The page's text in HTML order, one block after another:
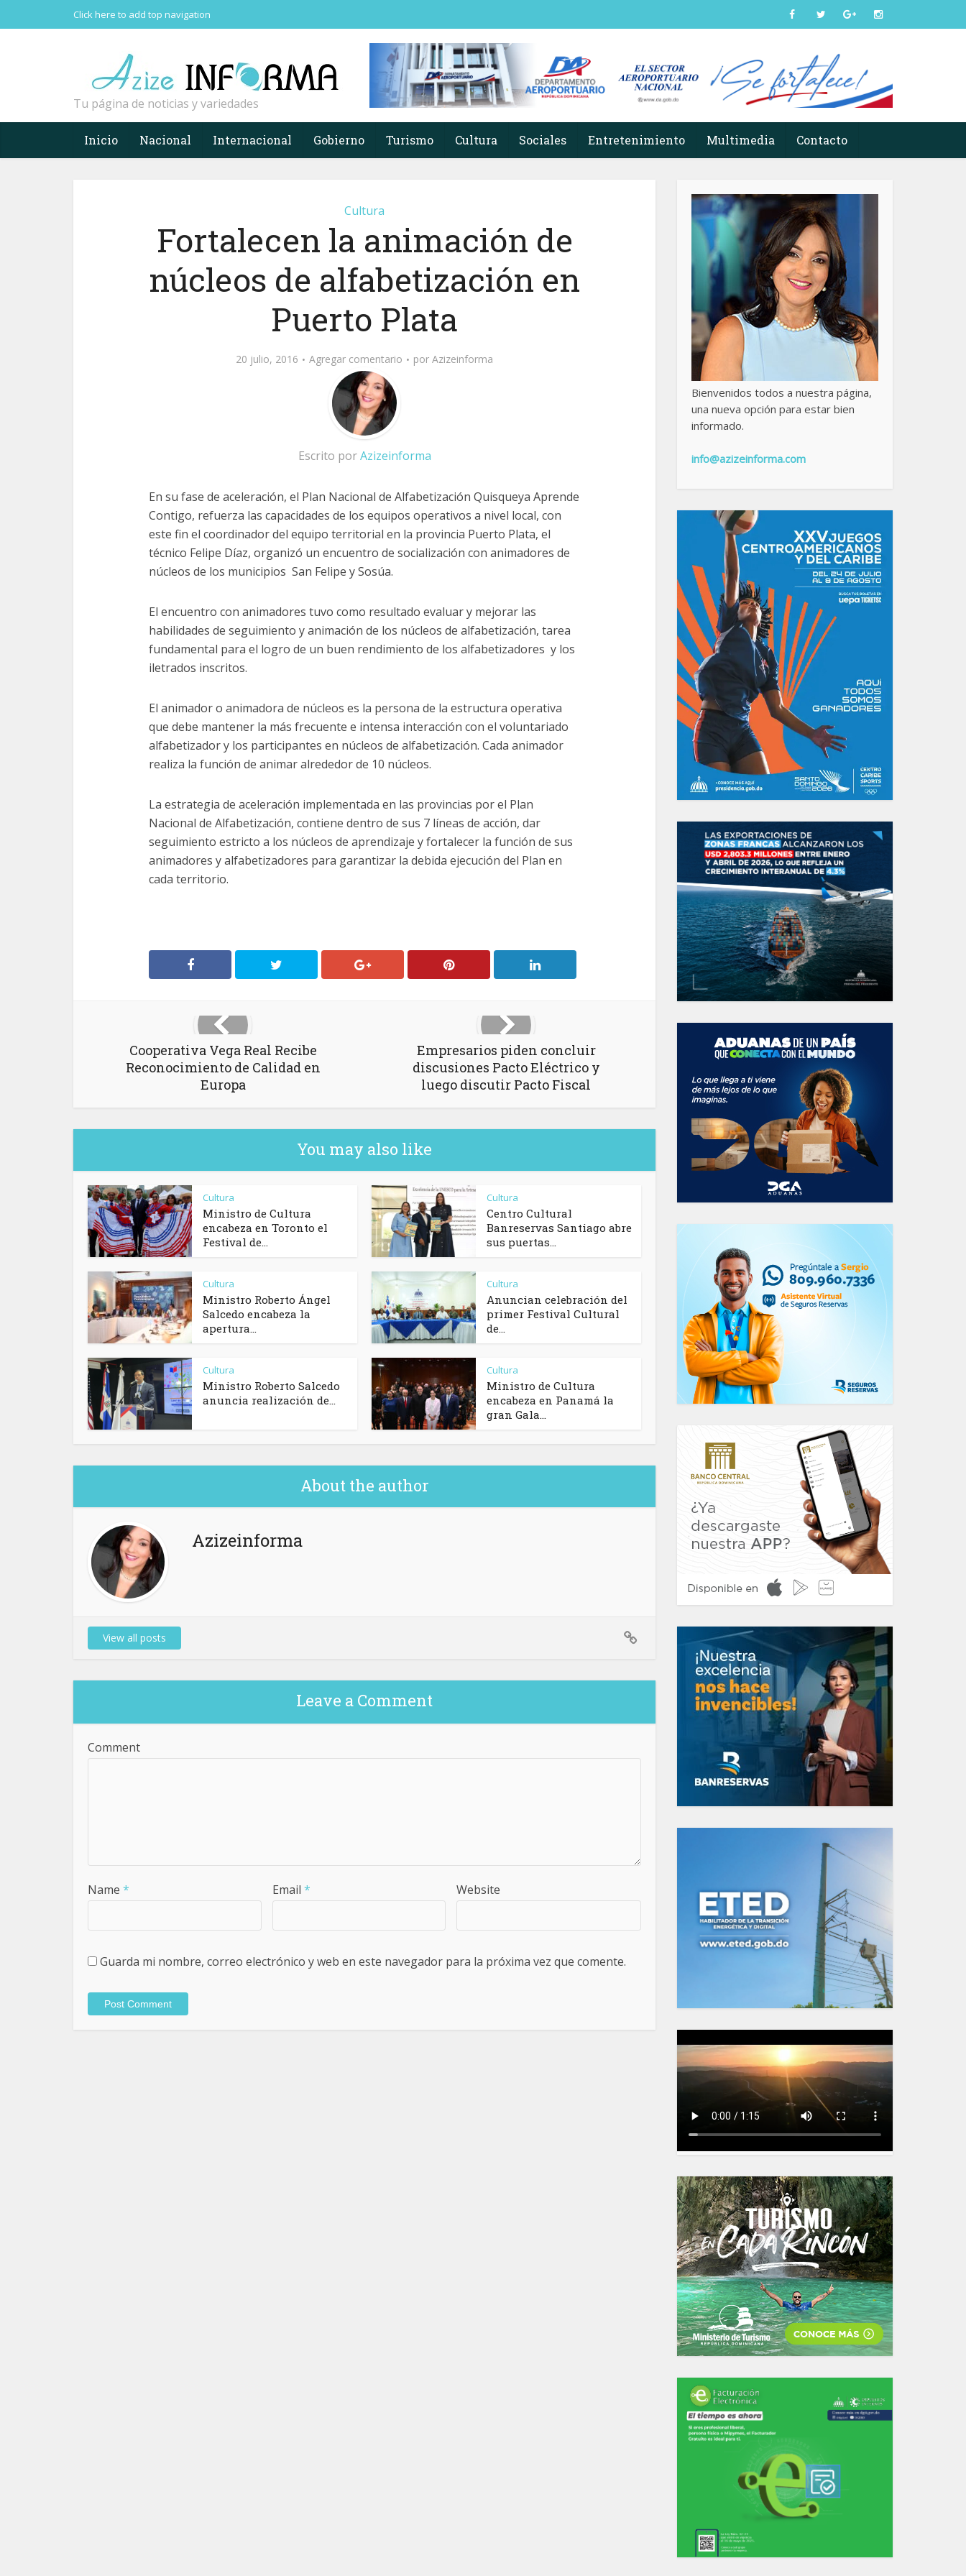
Click here to add top navigation
Tu página de noticias y variedades
Inicio Nacional Internacional Gobierno Turismo Cultura Sociales Entretenimiento Multimedia Contacto
Cultura
Fortalecen la animación de
núcleos de alfabetización en
Puerto Plata
20 julio, 2016 Agregar comentario por Azizeinforma
Escrito porAzizeinforma
En su fase de aceleración, el Plan Nacional de Alfabetización Quisqueya Aprende
Contigo, refuerza las capacidades de los equipos operativos a nivel local, con
este fin el coordinador del equipo territorial en la provincia Puerto Plata, el
técnico Felipe Díaz, organizó un encuentro de socialización con animadores de
núcleos de los municipios San Felipe y Sosúa.
El encuentro con animadores tuvo como resultado evaluar y mejorar las
habilidades de seguimiento y animación de los núcleos de alfabetización, tarea
fundamental para el logro de un buen rendimiento de los alfabetizadores y los
iletrados inscritos.
El animador o animadora de núcleos es la persona de la estructura operativa
que debe mantener la más frecuente e intensa interacción con el voluntariado
alfabetizador y los participantes en núcleos de alfabetización. Cada animador
realiza la función de animar alrededor de 10 núcleos.
La estrategia de aceleración implementada en las provincias por el Plan
Nacional de Alfabetización, contiene dentro de sus 7 líneas de acción, dar
seguimiento estricto a los núcleos de aprendizaje y fortalecer la función de sus
animadores y alfabetizadores para garantizar la debida ejecución del Plan en
cada territorio.
Cooperativa Vega Real Recibe
Reconocimiento de Calidad en
Europa
Empresarios piden concluir
discusiones Pacto Eléctrico y
luego discutir Pacto Fiscal
You may also like
Cultura
Ministro de Cultura
encabeza en Toronto el
Festival de...
Cultura
Centro Cultural
Banreservas Santiago abre
sus puertas...
Cultura
Ministro Roberto Ángel
Salcedo encabeza la
apertura...
Cultura
Anuncian celebración del
primer Festival Cultural
de...
Cultura
Ministro Roberto Salcedo
anuncia realización de...
Cultura
Ministro de Cultura
encabeza en Panamá la
gran Gala...
About the author
Azizeinforma
View all posts
Leave a Comment
Comment
Name * Email * Website
Guarda mi nombre, correo electrónico y web en este navegador para la próxima vez que comente.
Bienvenidos todos a nuestra página,
una nueva opción para estar bien
informado.
info@azizeinforma.com